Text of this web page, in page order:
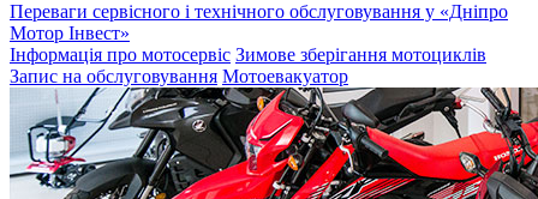
Переваги сервісного і технічного обслуговування у «Дніпро
Мотор Інвест»
Інформація про мотосервіс Зимове зберігання мотоциклів
Запис на обслуговування Мотоевакуатор